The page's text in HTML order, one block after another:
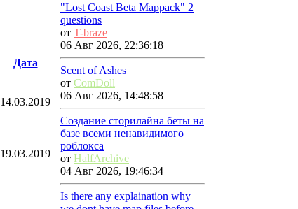
Дата
14.03.2019
19.03.2019
"Lost Coast Beta Mappack" 2
questions
от T-braze
06 Авг 2026, 22:36:18
Scent of Ashes
от ComDoll
06 Авг 2026, 14:48:58
Создание сторилайна беты на
базе всеми ненавидимого
роблокса
от HalfArchive
04 Авг 2026, 19:46:34
Is there any explaination why